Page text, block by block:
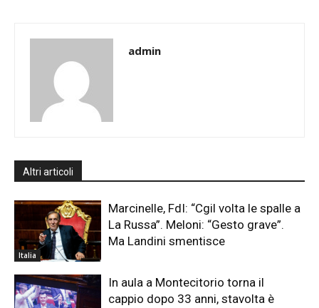
admin
Altri articoli
Italia
Marcinelle, FdI: “Cgil volta le spalle a
La Russa”. Meloni: “Gesto grave”.
Ma Landini smentisce
In aula a Montecitorio torna il
cappio dopo 33 anni, stavolta è